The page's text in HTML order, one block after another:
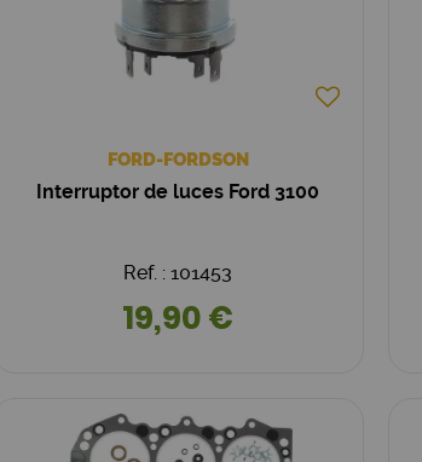
FORD-FORDSON
Interruptor de luces Ford 3100
Ref. : 101453
19,90 €